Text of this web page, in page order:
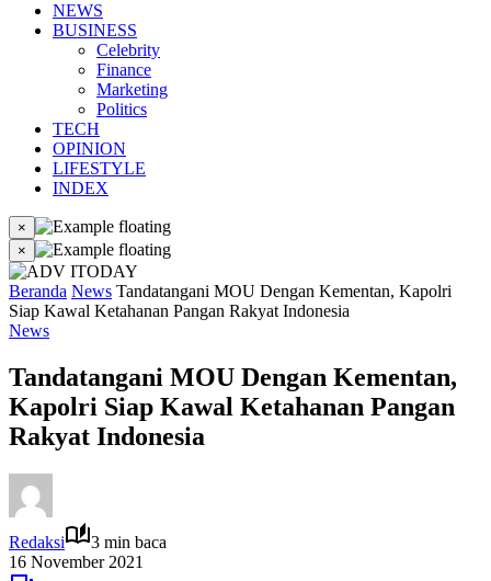
NEWS
BUSINESS
Celebrity
Finance
Marketing
Politics
TECH
OPINION
LIFESTYLE
INDEX
×
×
Beranda News Tandatangani MOU Dengan Kementan, Kapolri
Siap Kawal Ketahanan Pangan Rakyat Indonesia
News
Tandatangani MOU Dengan Kementan,
Kapolri Siap Kawal Ketahanan Pangan
Rakyat Indonesia
Redaksi
3 min baca
16 November 2021